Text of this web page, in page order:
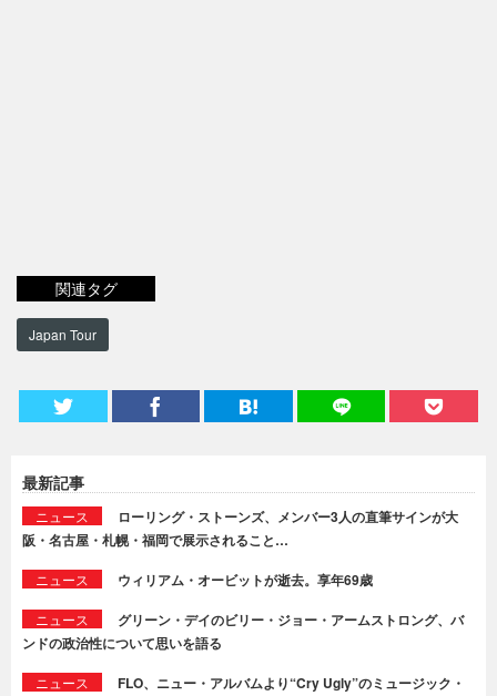
関連タグ
Japan Tour
最新記事
ニュース
ローリング・ストーンズ、メンバー3人の直筆サインが大
阪・名古屋・札幌・福岡で展示されること…
ニュース ウィリアム・オービットが逝去。享年69歳
ニュース
グリーン・デイのビリー・ジョー・アームストロング、バ
ンドの政治性について思いを語る
ニュース
FLO、ニュー・アルバムより“Cry Ugly”のミュージック・